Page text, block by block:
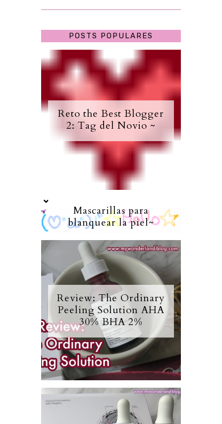
POSTS POPULARES
Reto the Best Blogger
2: Tag del Novio ~
Mascarillas para
blanquear la piel~
Review: The Ordinary
Peeling Solution AHA
30% BHA 2%